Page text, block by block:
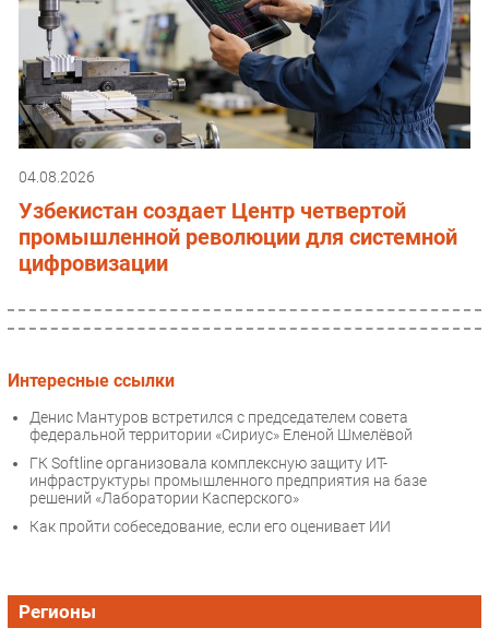
04.08.2026
Узбекистан создает Центр четвертой
промышленной революции для системной
цифровизации
Интересные ссылки
Денис Мантуров встретился с председателем совета
федеральной территории «Сириус» Еленой Шмелёвой
ГК Softline организовала комплексную защиту ИТ-
инфраструктуры промышленного предприятия на базе
решений «Лаборатории Касперского»
Как пройти собеседование, если его оценивает ИИ
Регионы